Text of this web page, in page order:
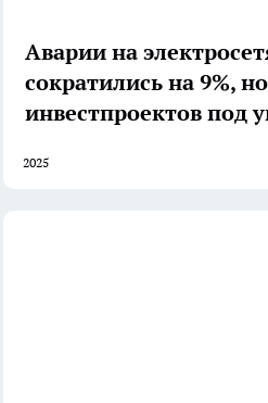
Аварии на
сократились на 9%,
инвестпроектов под
2025